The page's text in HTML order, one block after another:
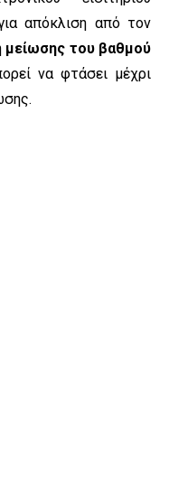
απόκλιση από τον
μείωσης του βαθμού
να φτάσει μέχρι